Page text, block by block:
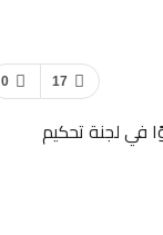
0 17
في لجنة تحكيم